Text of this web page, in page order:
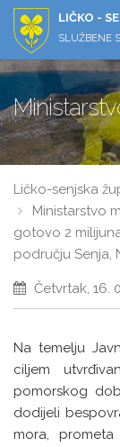
LIČKO -
SLUŽBENE
Ličko-senjska
Ministarstvo
gotovo 2
području Senja,
Četvrtak, 16.
Na temelju
ciljem
pomorskog
dodijeli
mora,